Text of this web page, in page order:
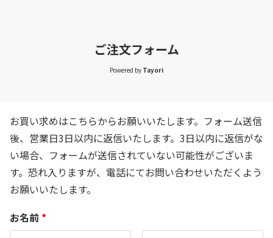
ご注文フォーム
Powered by Tayori
お買い求めはこちらからお願いいたします。フォーム送信
後、営業日3日以内に返信いたします。3日以内に返信がな
い場合、フォームが送信されていない可能性がございま
す。恐れ入りますが、電話にてお問い合わせいただくよう
お願いいたします。
お名前 *